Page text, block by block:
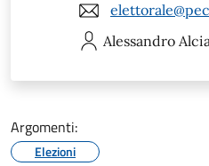
Alessandro
Argomenti:
Elezioni